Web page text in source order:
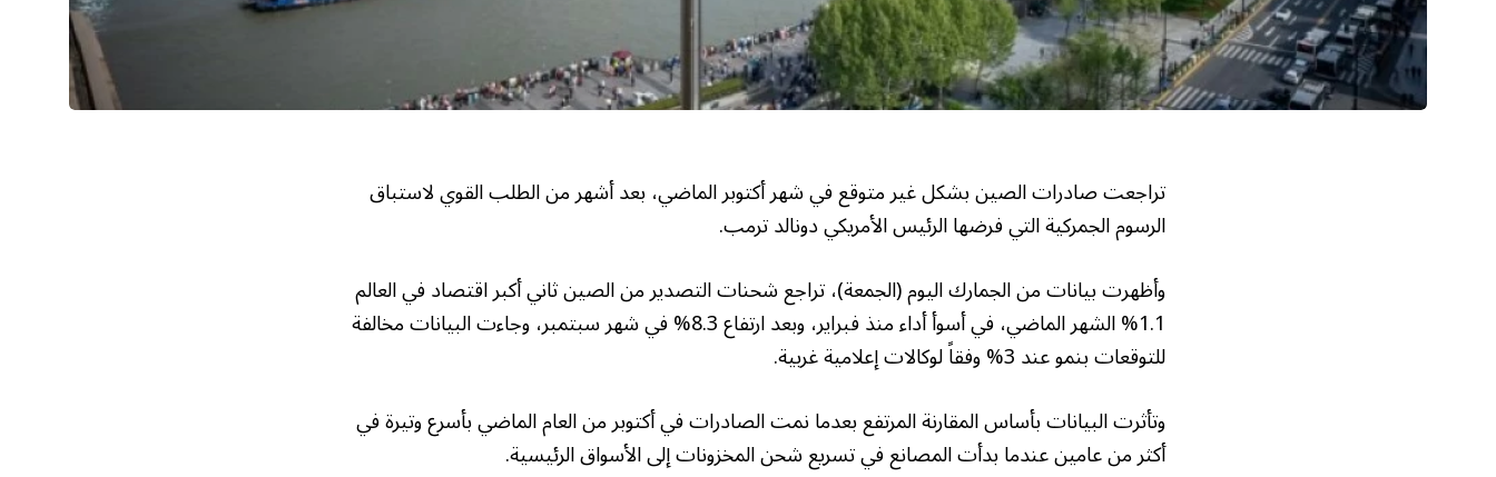
تراجعت صادرات الصين بشكل غير متوقع في شهر أكتوبر الماضي، بعد أشهر من الطلب القوي لاستباق
الرسوم الجمركية التي فرضها الرئيس الأمريكي دونالد ترمب.
وأظهرت بيانات من الجمارك اليوم (الجمعة)، تراجع شحنات التصدير من الصين ثاني أكبر اقتصاد في العالم
1.1% الشهر الماضي، في أسوأ أداء منذ فبراير، وبعد ارتفاع 8.3% في شهر سبتمبر، وجاءت البيانات مخالفة
للتوقعات بنمو عند 3% وفقاً لوكالات إعلامية غربية.
وتأثرت البيانات بأساس المقارنة المرتفع بعدما نمت الصادرات في أكتوبر من العام الماضي بأسرع وتيرة في
أكثر من عامين عندما بدأت المصانع في تسريع شحن المخزونات إلى الأسواق الرئيسية.